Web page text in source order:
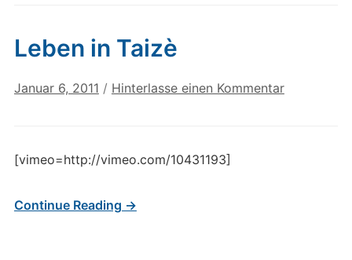
Leben in Taizè
Januar 6, 2011 / Hinterlasse einen Kommentar
[vimeo=http://vimeo.com/10431193]
Continue Reading →